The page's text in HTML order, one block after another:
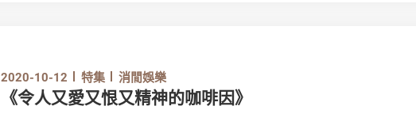
2020-10-12 特集 消閒娛樂
《令人又愛又恨又精神的咖啡因》